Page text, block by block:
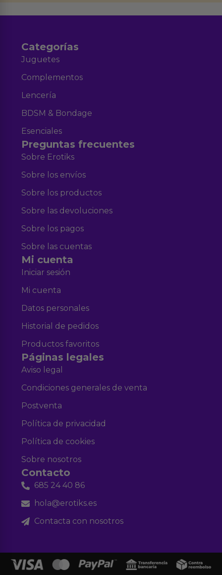
Categorías
Juguetes
Complementos
Lencería
BDSM & Bondage
Esenciales
Preguntas frecuentes
Sobre Erotiks
Sobre los envíos
Sobre los productos
Sobre las devoluciones
Sobre los pagos
Sobre las cuentas
Mi cuenta
Iniciar sesión
Mi cuenta
Datos personales
Historial de pedidos
Productos favoritos
Páginas legales
Aviso legal
Condiciones generales de venta
Postventa
Política de privacidad
Política de cookies
Sobre nosotros
Contacto
685 24 40 86
hola@erotiks.es
Contacta con nosotros